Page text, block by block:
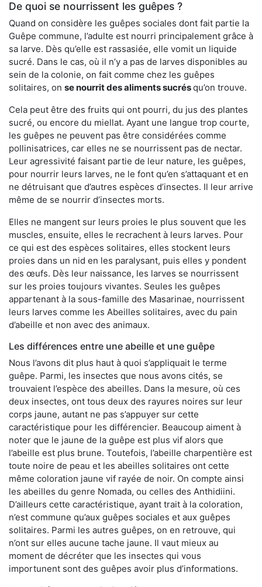
De quoi se nourrissent les guêpes ?
Quand on considère les guêpes sociales dont fait partie la
Guêpe commune, l’adulte est nourri principalement grâce à
sa larve. Dès qu’elle est rassasiée, elle vomit un liquide
sucré. Dans le cas, où il n’y a pas de larves disponibles au
sein de la colonie, on fait comme chez les guêpes
solitaires, on se nourrit des aliments sucrésqu’on trouve.
Cela peut être des fruits qui ont pourri, du jus des plantes
sucré, ou encore du miellat. Ayant une langue trop courte,
les guêpes ne peuvent pas être considérées comme
pollinisatrices, car elles ne se nourrissent pas de nectar.
Leur agressivité faisant partie de leur nature, les guêpes,
pour nourrir leurs larves, ne le font qu’en s’attaquant et en
ne détruisant que d’autres espèces d’insectes. Il leur arrive
même de se nourrir d’insectes morts.
Elles ne mangent sur leurs proies le plus souvent que les
muscles, ensuite, elles le recrachent à leurs larves. Pour
ce qui est des espèces solitaires, elles stockent leurs
proies dans un nid en les paralysant, puis elles y pondent
des œufs. Dès leur naissance, les larves se nourrissent
sur les proies toujours vivantes. Seules les guêpes
appartenant à la sous-famille des Masarinae, nourrissent
leurs larves comme les Abeilles solitaires, avec du pain
d’abeille et non avec des animaux.
Les différences entre une abeille et une guêpe
Nous l’avons dit plus haut à quoi s’appliquait le terme
guêpe. Parmi, les insectes que nous avons cités, se
trouvaient l’espèce des abeilles. Dans la mesure, où ces
deux insectes, ont tous deux des rayures noires sur leur
corps jaune, autant ne pas s’appuyer sur cette
caractéristique pour les différencier. Beaucoup aiment à
noter que le jaune de la guêpe est plus vif alors que
l’abeille est plus brune. Toutefois, l’abeille charpentière est
toute noire de peau et les abeilles solitaires ont cette
même coloration jaune vif rayée de noir. On compte ainsi
les abeilles du genre Nomada, ou celles des Anthidiini.
D’ailleurs cette caractéristique, ayant trait à la coloration,
n’est commune qu’aux guêpes sociales et aux guêpes
solitaires. Parmi les autres guêpes, on en retrouve, qui
n’ont sur elles aucune tache jaune. Il vaut mieux au
moment de décréter que les insectes qui vous
importunent sont des guêpes avoir plus d’informations.